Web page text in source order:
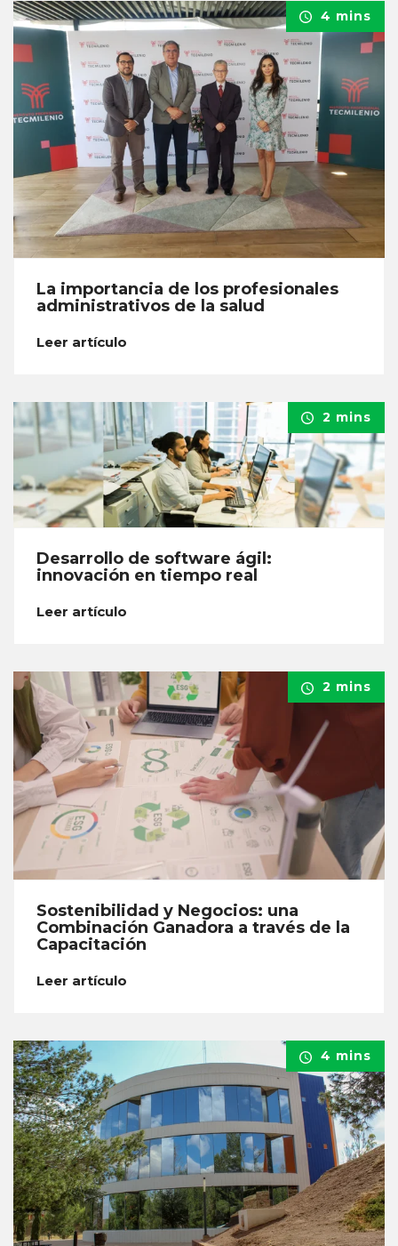
4 mins
La importancia de los profesionales
administrativos de la salud
Leer artículo
2 mins
Desarrollo de software ágil:
innovación en tiempo real
Leer artículo
2 mins
Sostenibilidad y Negocios: una
Combinación Ganadora a través de la
Capacitación
Leer artículo
4 mins